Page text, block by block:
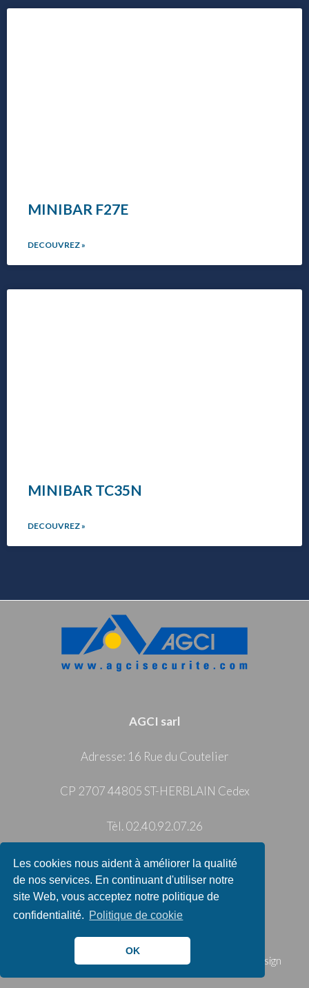
Les cookies nous aident à améliorer la qualité
de nos services. En continuant d'utiliser notre
site Web, vous acceptez notre politique de
confidentialité. Politique de cookie
OK
MINIBAR F27E
DECOUVREZ »
MINIBAR TC35N
DECOUVREZ »
AGCI sarl
Adresse: 16 Rue du Coutelier
CP 2707 44805 ST-HERBLAIN Cedex
Tèl. 02.40.92.07.26
info@agcisecurite.com
Privacy Policy|Cookie Policy
Copyright 2026 AGCI sarl - Powered by 🌱 Yucca Design